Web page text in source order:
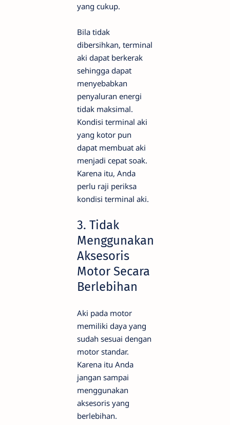
yang cukup.
Bila tidak
dibersihkan, terminal
aki dapat berkerak
sehingga dapat
menyebabkan
penyaluran energi
tidak maksimal.
Kondisi terminal aki
yang kotor pun
dapat membuat aki
menjadi cepat soak.
Karena itu, Anda
perlu raji periksa
kondisi terminal aki.
3. Tidak
Menggunakan
Aksesoris
Motor Secara
Berlebihan
Aki pada motor
memiliki daya yang
sudah sesuai dengan
motor standar.
Karena itu Anda
jangan sampai
menggunakan
aksesoris yang
berlebihan.